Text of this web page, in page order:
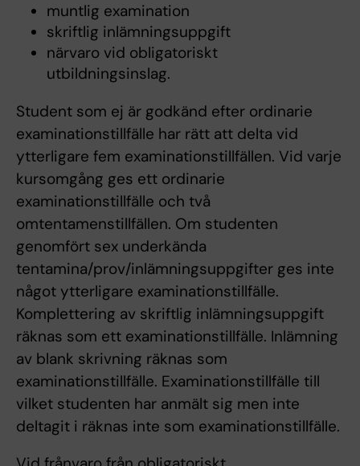
muntlig examination
skriftlig inlämningsuppgift
närvaro vid obligatoriskt
utbildningsinslag.
Student som ej är godkänd efter ordinarie
examinationstillfälle har rätt att delta vid
ytterligare fem examinationstillfällen. Vid varje
kursomgång ges ett ordinarie
examinationstillfälle och två
omtentamenstillfällen. Om studenten
genomfört sex underkända
tentamina/prov/inlämningsuppgifter ges inte
något ytterligare examinationstillfälle.
Komplettering av skriftlig inlämningsuppgift
räknas som ett examinationstillfälle. Inlämning
av blank skrivning räknas som
examinationstillfälle. Examinationstillfälle till
vilket studenten har anmält sig men inte
deltagit i räknas inte som examinationstillfälle.